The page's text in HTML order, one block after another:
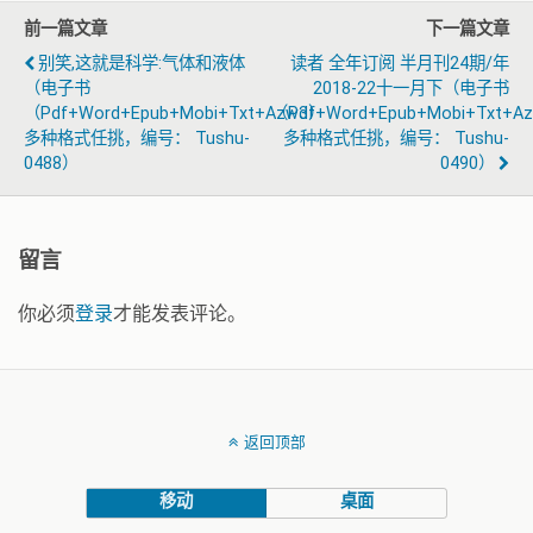
前一篇文章
别笑,这就是科学:气体和液体
（电子书
（pdf+word+epub+mobi+txt+azw3）
多种格式任挑，编号： Tushu-
0488）
下一篇文章
读者 全年订阅 半月刊24期/年
2018-22十一月下（电子书
（
多种格式任挑，编号： Tushu-
0490）
留言
你必须登录才能发表评论。
返回顶部
移动 桌面